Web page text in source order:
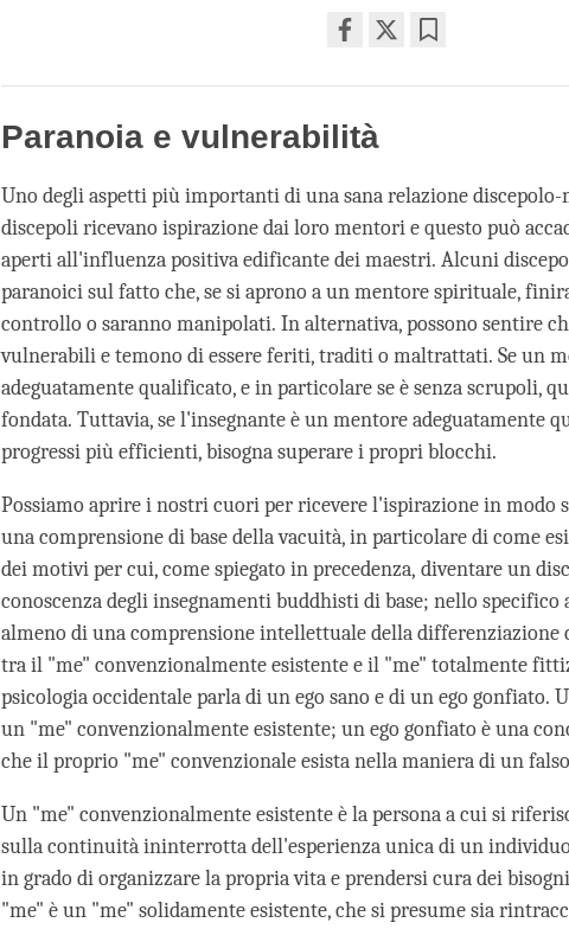
on
facebook
Paranoia e vulnerabilità
Uno degli aspetti più importanti di una sana relazione discepolo-
discepoli ricevano ispirazione dai loro mentori e questo può
aperti all'influenza positiva edificante dei maestri. Alcuni
paranoici sul fatto che, se si aprono a un mentore spirituale,
controllo o saranno manipolati. In alternativa, possono sentire
vulnerabili e temono di essere feriti, traditi o maltrattati. Se un
adeguatamente qualificato, e in particolare se è senza scrupoli,
fondata. Tuttavia, se l'insegnante è un mentore adeguatamente
progressi più efficienti, bisogna superare i propri blocchi.
Possiamo aprire i nostri cuori per ricevere l'ispirazione in modo
una comprensione di base della vacuità, in particolare di come
dei motivi per cui, come spiegato in precedenza, diventare un
conoscenza degli insegnamenti buddhisti di base; nello specifico
almeno di una comprensione intellettuale della differenziazione
tra il "me" convenzionalmente esistente e il "me" totalmente
psicologia occidentale parla di un ego sano e di un ego gonfiato.
un "me" convenzionalmente esistente; un ego gonfiato è una
che il proprio "me" convenzionale esista nella maniera di un
Un "me" convenzionalmente esistente è la persona a cui si
sulla continuità ininterrotta dell'esperienza unica di un individuo.
in grado di organizzare la propria vita e prendersi cura dei
"me" è un "me" solidamente esistente, che si presume sia